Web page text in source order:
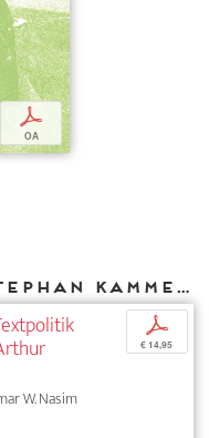
p
OA
Weitere Texte von Stephan Kammer bei DIAPHANES
W. Nasim
p
€ 14,95